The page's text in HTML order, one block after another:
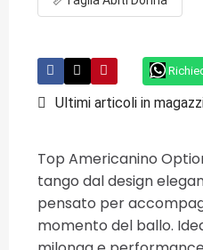
Ultimi articoli in
Top Americanino
tango dal design
pensato per
momento del ballo.